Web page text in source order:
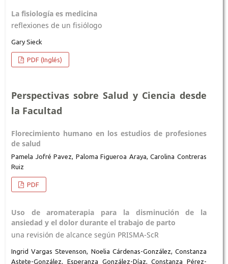
La fisiología es medicina
reflexiones de un fisiólogo
Gary Sieck
PDF (Inglés)
Perspectivas sobre Salud y Ciencia desde
la Facultad
Florecimiento humano en los estudios de profesiones
de salud
Pamela Jofré Pavez, Paloma Figueroa Araya, Carolina Contreras
Ruiz
PDF
Uso de aromaterapia para la disminución de la
ansiedad y el dolor durante el trabajo de parto
una revisión de alcance según PRISMA-ScR
Ingrid Vargas Stevenson, Noelia Cárdenas-González, Constanza
Astete-González, Esperanza González-Díaz, Constanza Pérez-